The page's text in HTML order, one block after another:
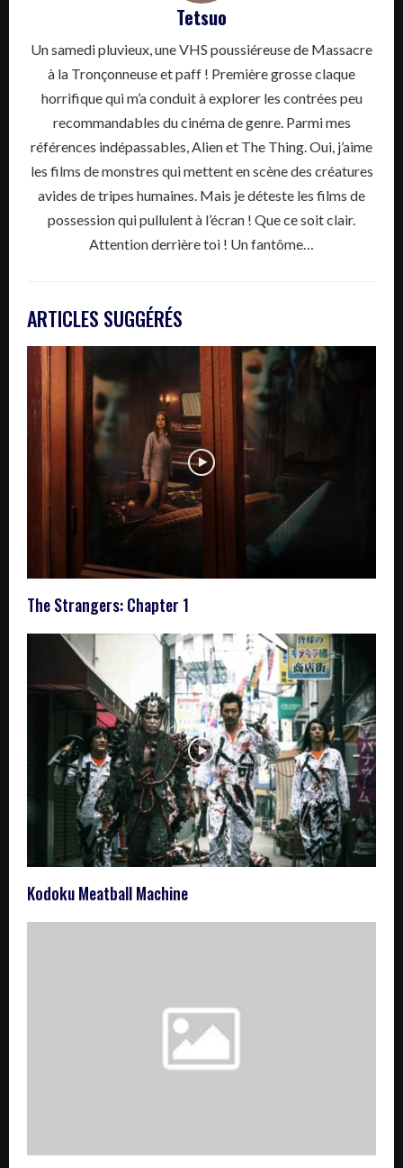
Tetsuo
Un samedi pluvieux, une VHS poussiéreuse de Massacre
à la Tronçonneuse et paff ! Première grosse claque
horrifique qui m’a conduit à explorer les contrées peu
recommandables du cinéma de genre. Parmi mes
références indépassables, Alien et The Thing. Oui, j’aime
les films de monstres qui mettent en scène des créatures
avides de tripes humaines. Mais je déteste les films de
possession qui pullulent à l’écran ! Que ce soit clair.
Attention derrière toi ! Un fantôme…
ARTICLES SUGGÉRÉS
The Strangers: Chapter 1
Kodoku Meatball Machine